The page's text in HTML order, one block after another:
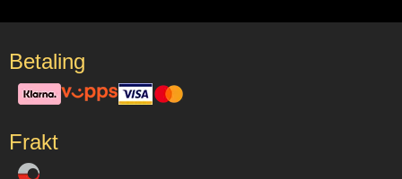
Betaling
Frakt